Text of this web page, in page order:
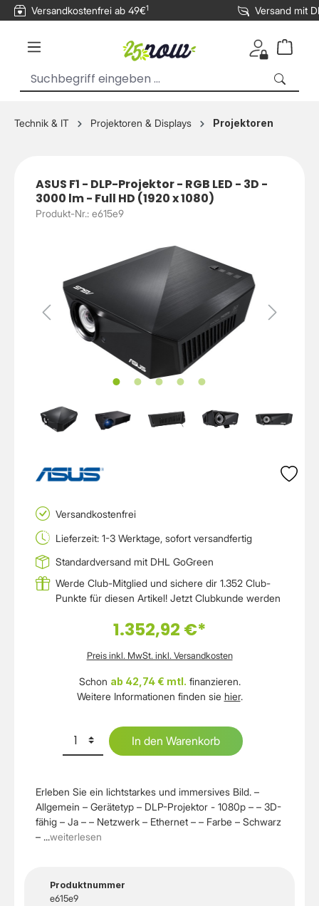
springen
Versandkostenfrei ab 49€1 Versand mit
Technik & IT Projektoren & Displays Projektoren
ASUS F1 - DLP-Projektor - RGB LED - 3D -
3000 lm - Full HD (1920 x 1080)
Produkt-Nr.: e615e9
Erleben Sie ein lichtstarkes und immersives Bild. –
Allgemein – Gerätetyp – DLP-Projektor - 1080p – – 3D-
fähig – Ja – – Netzwerk – Ethernet – – Farbe – Schwarz
– ...weiterlesen
Produktnummer
e615e9
Versandkostenfrei
Lieferzeit: 1-3 Werktage, sofort versandfertig
Standardversand mit DHL GoGreen
Werde Club-Mitglied und sichere dir 1.352 Club-
Punkte für diesen Artikel! Jetzt Clubkunde werden
1.352,92 €*
Preis inkl. MwSt. inkl. Versandkosten
Schon ab 42,74 € mtl. finanzieren.
Weitere Informationen finden sie hier.
In den Warenkorb